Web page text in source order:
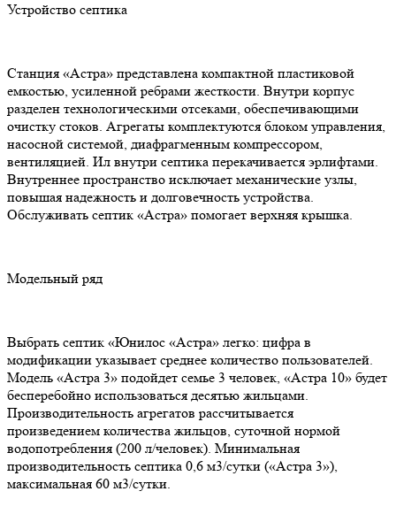
Устройство септика
Станция «Астра» представлена компактной пластиковой
емкостью, усиленной ребрами жесткости. Внутри корпус
разделен технологическими отсеками, обеспечивающими
очистку стоков. Агрегаты комплектуются блоком управления,
насосной системой, диафрагменным компрессором,
вентиляцией. Ил внутри септика перекачивается эрлифтами.
Внутреннее пространство исключает механические узлы,
повышая надежность и долговечность устройства.
Обслуживать септик «Астра» помогает верхняя крышка.
Модельный ряд
Выбрать септик «Юнилос «Астра» легко: цифра в
модификации указывает среднее количество пользователей.
Модель «Астра 3» подойдет семье 3 человек, «Астра 10» будет
бесперебойно использоваться десятью жильцами.
Производительность агрегатов рассчитывается
произведением количества жильцов, суточной нормой
водопотребления (200 л/человек). Минимальная
производительность септика 0,6 м3/сутки («Астра 3»),
максимальная 60 м3/сутки.